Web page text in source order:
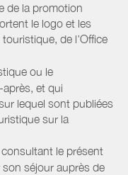
de la promotion
le logo et les
de l’Office
ou le
et qui
lequel sont publiées
sur la
le présent
séjour auprès de